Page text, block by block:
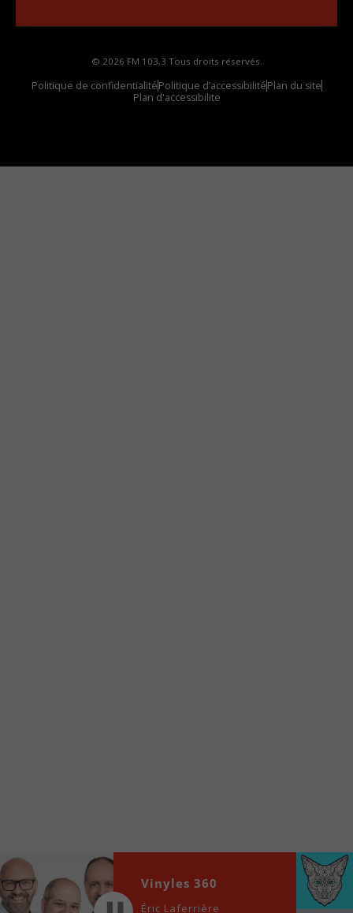
© 2026 FM 103,3 Tous droits réservés.
Politique de confidentialitéPolitique d’accessibilitéPlan du site
Plan d'accessibilite
Audio
Player
00:00
Vinyles 360
Éric Laferrière